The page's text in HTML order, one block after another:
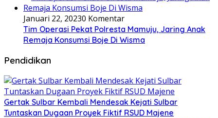
Januari 22, 20230 Komentar
Tim Operasi Pekat Polresta Mamuju, Jaring Anak
Remaja Konsumsi Boje Di Wisma
Pendidikan
Gertak Sulbar Kembali Mendesak Kejati Sulbar
Tuntaskan Dugaan Proyek Fiktif RSUD Majene